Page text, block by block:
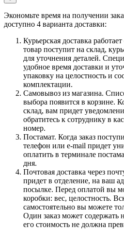
Экономьте время на получении
доступно 4 варианта доставки:
Курьерская доставка
товар поступит на склад,
для уточнения деталей.
удобное время доставки и
упаковку на целостность и
комплектации.
Самовывоз из магазина.
выбора появится в корзине.
склад, вам придет
обратитесь к сотруднику в
номер.
Постамат. Когда заказ
телефон или e-mail придет
оплатить в терминале
дня.
Почтовая доставка через
придет в отделение, на ваш
посылке. Перед оплатой вы
коробки: вес, целостность.
самостоятельно вы можете
Один заказ может содержать
его стоимость не должна